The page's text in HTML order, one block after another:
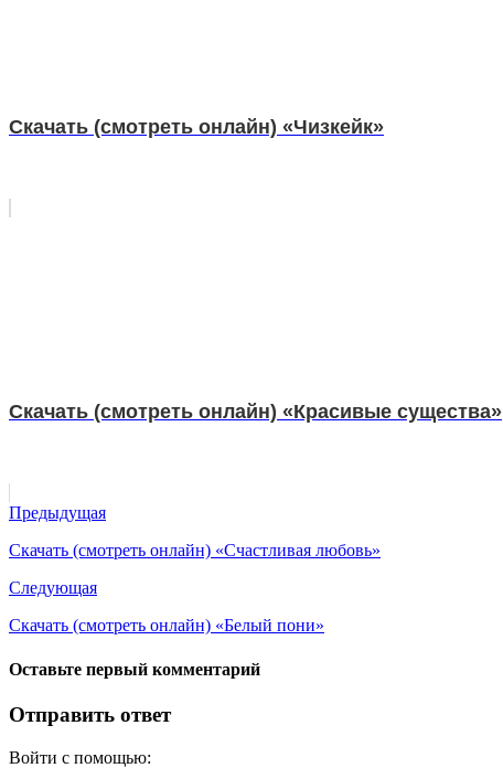
Скачать (смотреть онлайн) «Чизкейк»
Скачать (смотреть онлайн) «Красивые существа»
Предыдущая
Скачать (смотреть онлайн) «Счастливая любовь»
Следующая
Скачать (смотреть онлайн) «Белый пони»
Оставьте первый комментарий
Отправить ответ
Войти с помощью: